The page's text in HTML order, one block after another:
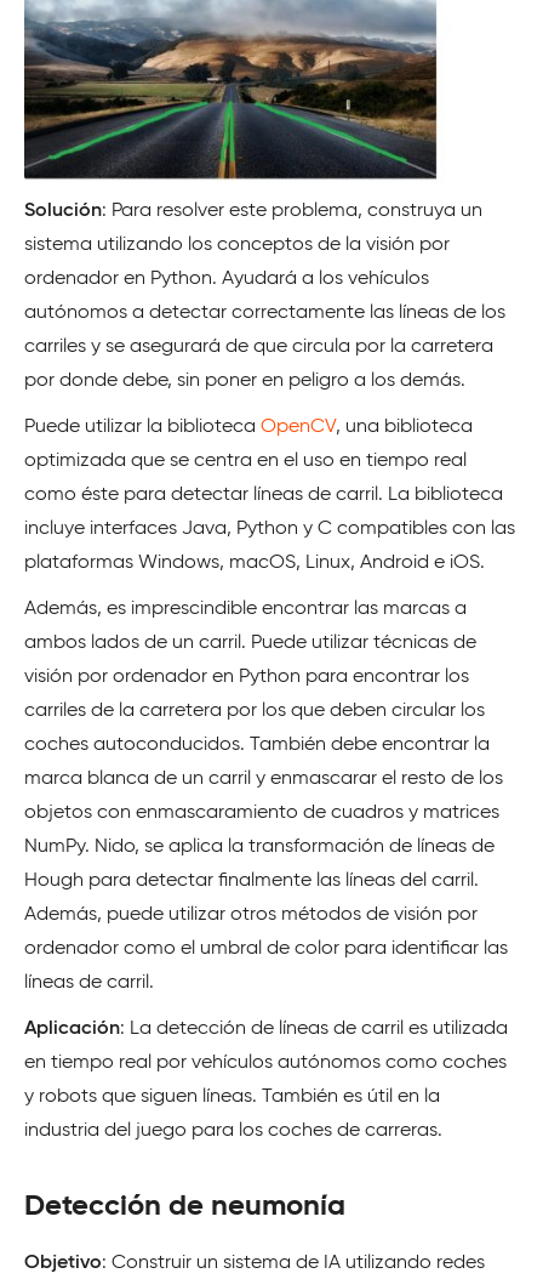
Solución: Para resolver este problema, construya un
sistema utilizando los conceptos de la visión por
ordenador en Python. Ayudará a los vehículos
autónomos a detectar correctamente las líneas de los
carriles y se asegurará de que circula por la carretera
por donde debe, sin poner en peligro a los demás.
Puede utilizar la biblioteca OpenCV, una biblioteca
optimizada que se centra en el uso en tiempo real
como éste para detectar líneas de carril. La biblioteca
incluye interfaces Java, Python y C compatibles con las
plataformas Windows, macOS, Linux, Android e iOS.
Además, es imprescindible encontrar las marcas a
ambos lados de un carril. Puede utilizar técnicas de
visión por ordenador en Python para encontrar los
carriles de la carretera por los que deben circular los
coches autoconducidos. También debe encontrar la
marca blanca de un carril y enmascarar el resto de los
objetos con enmascaramiento de cuadros y matrices
NumPy. Nido, se aplica la transformación de líneas de
Hough para detectar finalmente las líneas del carril.
Además, puede utilizar otros métodos de visión por
ordenador como el umbral de color para identificar las
líneas de carril.
Aplicación: La detección de líneas de carril es utilizada
en tiempo real por vehículos autónomos como coches
y robots que siguen líneas. También es útil en la
industria del juego para los coches de carreras.
Detección de neumonía
Objetivo: Construir un sistema de IA utilizando redes